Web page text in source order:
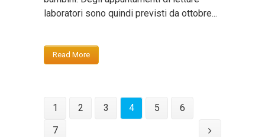
laboratori sono quindi previsti da ottobre...
Read More
1 2 3 4 5
6
7